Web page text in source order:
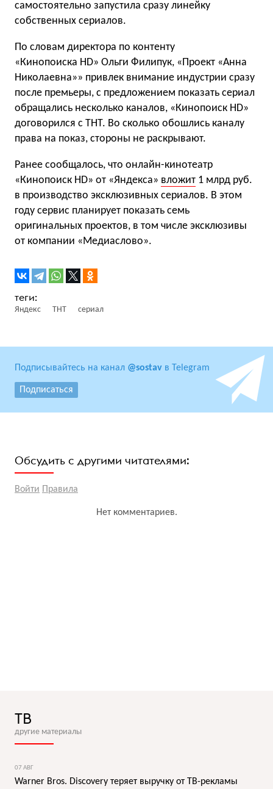
самостоятельно запустила сразу линейку
собственных сериалов.
По словам директора по контенту
«Кинопоиска HD» Ольги Филипук, «Проект «Анна
Николаевна»» привлек внимание индустрии сразу
после премьеры, с предложением показать сериал
обращались несколько каналов, «Кинопоиск HD»
договорился с ТНТ. Во сколько обошлись каналу
права на показ, стороны не раскрывают.
Ранее сообщалось, что онлайн-кинотеатр
«Кинопоиск HD» от «Яндекса» вложит 1 млрд руб.
в производство эксклюзивных сериалов. В этом
году сервис планирует показать семь
оригинальных проектов, в том числе эксклюзивы
от компании «Медиаслово».
Яндекс ТНТ сериал
Подписывайтесь на канал @sostav в Telegram
Подписаться
Обсудить с другими читателями:
Войти Правила
Нет комментариев.
ТВ
другие материалы
07 АВГ
Warner Bros. Discovery теряет выручку от ТВ-рекламы